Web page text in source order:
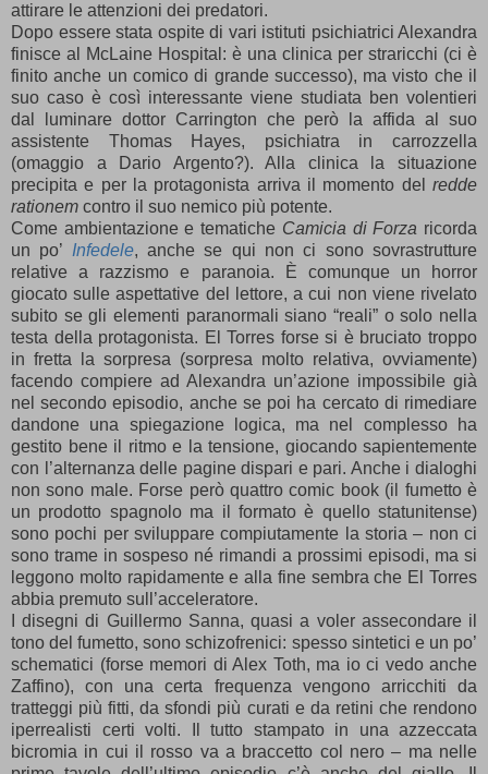
attirare le attenzioni dei predatori.
Dopo essere stata ospite di vari istituti psichiatrici Alexandra
finisce al McLaine Hospital: è una clinica per straricchi (ci è
finito anche un comico di grande successo), ma visto che il
suo caso è così interessante viene studiata ben volentieri
dal luminare dottor Carrington che però la affida al suo
assistente Thomas Hayes, psichiatra in carrozzella
(omaggio a Dario Argento?). Alla clinica la situazione
precipita e per la protagonista arriva il momento del redde
rationem contro il suo nemico più potente.
Come ambientazione e tematiche Camicia di Forza ricorda
un po’ Infedele, anche se qui non ci sono sovrastrutture
relative a razzismo e paranoia. È comunque un horror
giocato sulle aspettative del lettore, a cui non viene rivelato
subito se gli elementi paranormali siano “reali” o solo nella
testa della protagonista. El Torres forse si è bruciato troppo
in fretta la sorpresa (sorpresa molto relativa, ovviamente)
facendo compiere ad Alexandra un’azione impossibile già
nel secondo episodio, anche se poi ha cercato di rimediare
dandone una spiegazione logica, ma nel complesso ha
gestito bene il ritmo e la tensione, giocando sapientemente
con l’alternanza delle pagine dispari e pari. Anche i dialoghi
non sono male. Forse però quattro comic book (il fumetto è
un prodotto spagnolo ma il formato è quello statunitense)
sono pochi per sviluppare compiutamente la storia – non ci
sono trame in sospeso né rimandi a prossimi episodi, ma si
leggono molto rapidamente e alla fine sembra che El Torres
abbia premuto sull’acceleratore.
I disegni di Guillermo Sanna, quasi a voler assecondare il
tono del fumetto, sono schizofrenici: spesso sintetici e un po’
schematici (forse memori di Alex Toth, ma io ci vedo anche
Zaffino), con una certa frequenza vengono arricchiti da
tratteggi più fitti, da sfondi più curati e da retini che rendono
iperrealisti certi volti. Il tutto stampato in una azzeccata
bicromia in cui il rosso va a braccetto col nero – ma nelle